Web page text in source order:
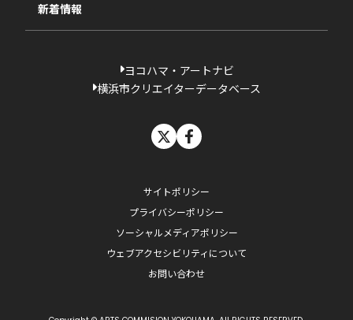
新着情報
ヨコハマ・アートナビ
横浜市クリエイターデータベース
サイトポリシー
プライバシーポリシー
ソーシャルメディアポリシー
ウェブアクセシビリティについて
お問い合わせ